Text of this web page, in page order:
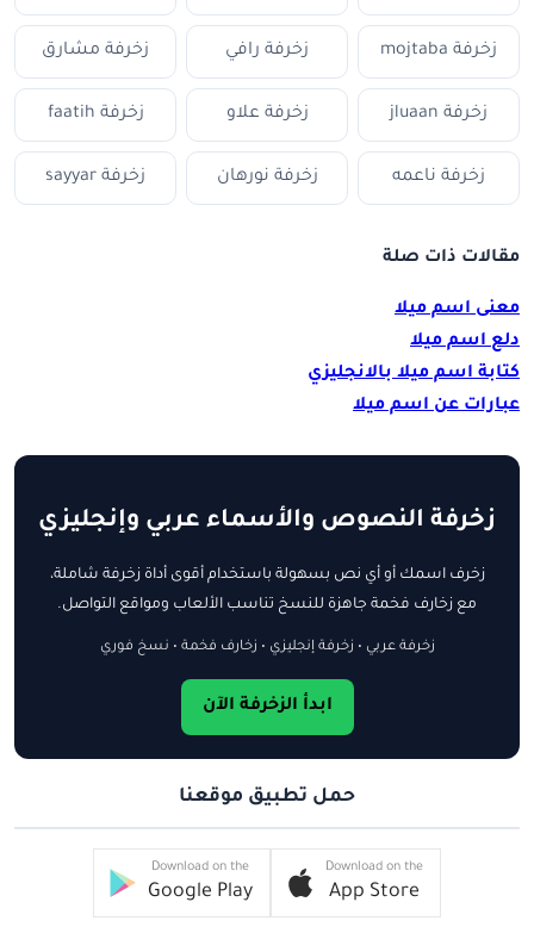
زخرفة mojtaba زخرفة رافي زخرفة مشارق
زخرفة jluaan زخرفة علاو زخرفة faatih
زخرفة ناعمه زخرفة نورهان زخرفة sayyar
مقالات ذات صلة
معنى اسم ميلا
دلع اسم ميلا
كتابة اسم ميلا بالانجليزي
عبارات عن اسم ميلا
زخرفة النصوص والأسماء عربي وإنجليزي
زخرف اسمك أو أي نص بسهولة باستخدام أقوى أداة زخرفة شاملة،
مع زخارف فخمة جاهزة للنسخ تناسب الألعاب ومواقع التواصل.
زخرفة عربي • زخرفة إنجليزي • زخارف فخمة • نسخ فوري
ابدأ الزخرفة الآن
حمل تطبيق موقعنا
Download on the
App Store
Download on the
Google Play